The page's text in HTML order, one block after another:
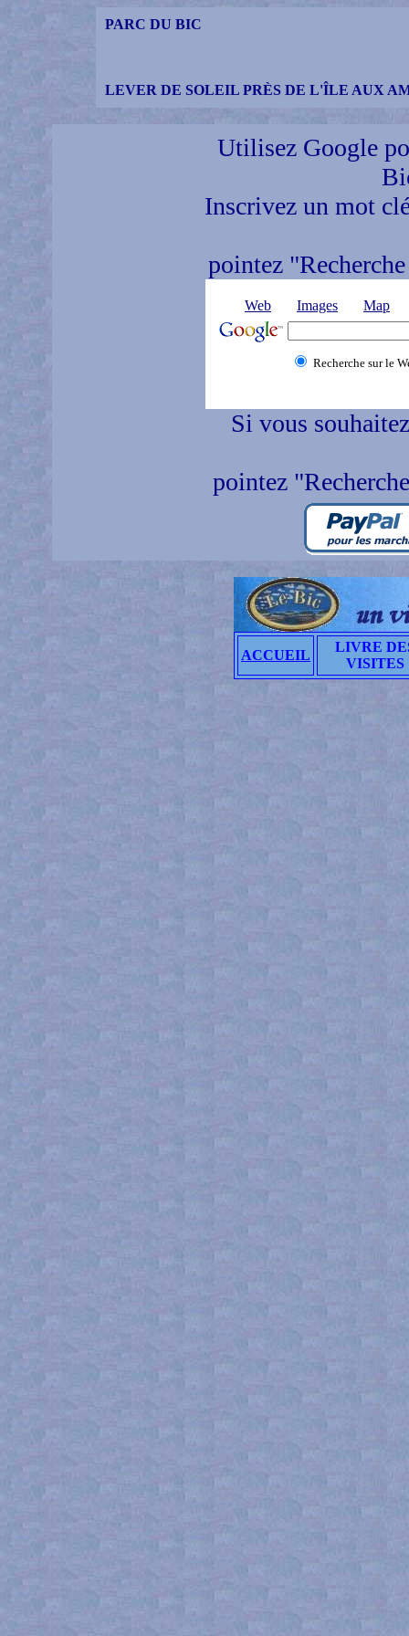
PARC DU BIC
LEVER DE SOLEIL PRÈS DE L'ÎLE AUX
Utilisez Google
Inscrivez un mot
pointez
Web Images Map
Recherche sur le
Si vous
pointez
ACCUEIL
LIVRE
VISITES